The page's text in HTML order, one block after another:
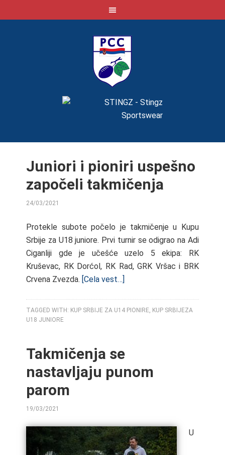
Juniori i pioniri uspešno
započeli takmičenja
24/03/2021
Protekle subote počelo je takmičenje u Kupu
Srbije za U18 juniore. Prvi turnir se odigrao na Adi
Ciganliji gde je učešće uzelo 5 ekipa: RK
Kruševac, RK Dorćol, RK Rad, GRK Vršac i BRK
Crvena Zvezda. [Cela vest…]
TAGGED WITH: KUP SRBIJE ZA U14 PIONIRE, KUP SRBIJEZA
U18 JUNIORE
Takmičenja se
nastavljaju punom
parom
19/03/2021
U